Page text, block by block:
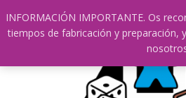
INFORMACIÓN IMPORTANTE. Os
tiempos de fabricación y preparación,
contenido
609241475 SOLO DE 10:00 a